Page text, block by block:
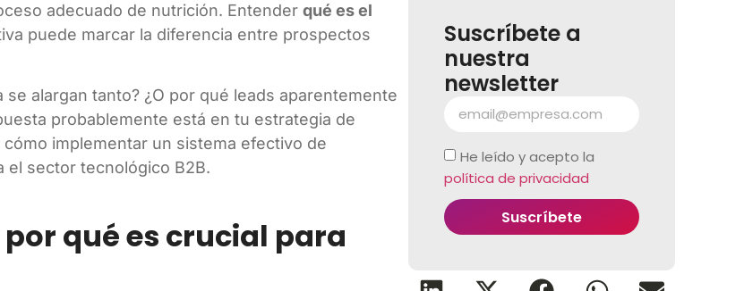
adecuado de nutrición. Entenderqué es el
puede marcar la diferencia entre prospectos
alargan tanto? ¿O por qué leads aparentemente
probablemente está en tu estrategia de
implementar un sistema efectivo de
el sector tecnológico B2B.
por qué es crucial para
Suscríbete a
nuestra
newsletter
He leído y acepto la
política de privacidad
Suscríbete